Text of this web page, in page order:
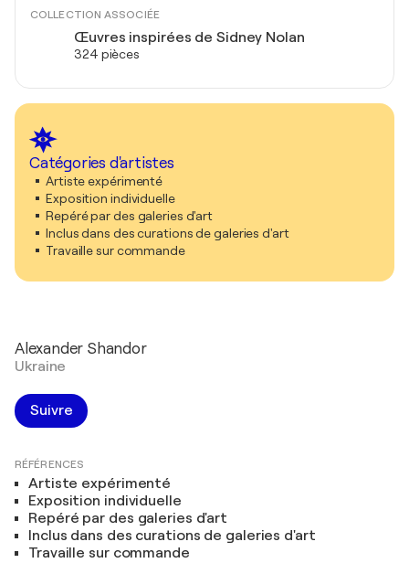
COLLECTION ASSOCIÉE
Œuvres inspirées de Sidney Nolan
324 pièces
Catégories d'artistes
Artiste expérimenté
Exposition individuelle
Repéré par des galeries d'art
Inclus dans des curations de galeries d'art
Travaille sur commande
Alexander Shandor
Ukraine
Suivre
RÉFÉRENCES
Artiste expérimenté
Exposition individuelle
Repéré par des galeries d'art
Inclus dans des curations de galeries d'art
Travaille sur commande